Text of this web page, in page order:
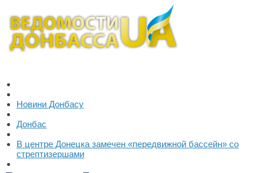
Новини Донбасу
Донбас
В центре Донецка замечен «передвижной бассейн» со
стрептизершами